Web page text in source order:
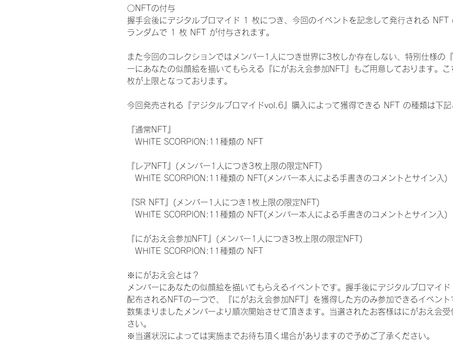
〇NFTの付与
握手会後にデジタルブロマイド 1 枚につき、今回のイベントを記念して発行される NFT
ランダムで 1 枚 NFT が付与されます。
また今回のコレクションではメンバー1人につき世界に3枚しか存在しない、特別仕様の
ーにあなたの似顔絵を描いてもらえる『にがおえ会参加NFT』もご用意しております。
枚が上限となっております。
今回発売される『デジタルブロマイドvol.6』購入によって獲得できる NFT の種類は下記
『通常NFT』
WHITE SCORPION:11種類の NFT
『レアNFT』(メンバー1人につき3枚上限の限定NFT)
WHITE SCORPION:11種類の NFT(メンバー本人による手書きのコメントとサイン入)
『SR NFT』(メンバー1人につき1枚上限の限定NFT)
WHITE SCORPION:11種類の NFT(メンバー本人による手書きのコメントとサイン入)
『にがおえ会参加NFT』(メンバー1人につき3枚上限の限定NFT)
WHITE SCORPION:11種類の NFT
※にがおえ会とは？
メンバーにあなたの似顔絵を描いてもらえるイベントです。握手後にデジタルブロマイ
配布されるNFTの一つで、『にがおえ会参加NFT』を獲得した方のみ参加できるイベン
数集まりましたメンバーより順次開始させて頂きます。当選されたお客様はにがおえ会
さい。
※当選状況によっては実施までお待ち頂く場合がありますので予めご了承ください。